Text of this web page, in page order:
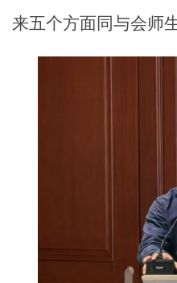
来五个方面同与会师